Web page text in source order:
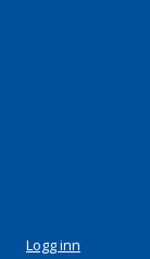
Logg inn